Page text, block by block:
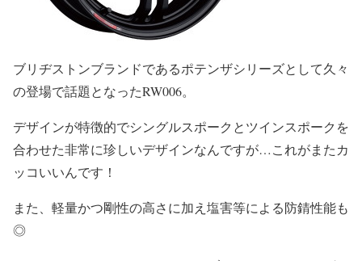
ブリヂストンブランドであるポテンザシリーズとして久々
の登場で話題となったRW006。
デザインが特徴的でシングルスポークとツインスポークを
合わせた非常に珍しいデザインなんですが…これがまたカ
ッコいいんです！
また、軽量かつ剛性の高さに加え塩害等による防錆性能も
◎